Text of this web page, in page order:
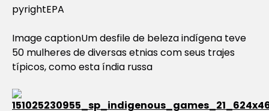
pyrightEPA
Image captionUm desfile de beleza indígena teve
50 mulheres de diversas etnias com seus trajes
típicos, como esta índia russa